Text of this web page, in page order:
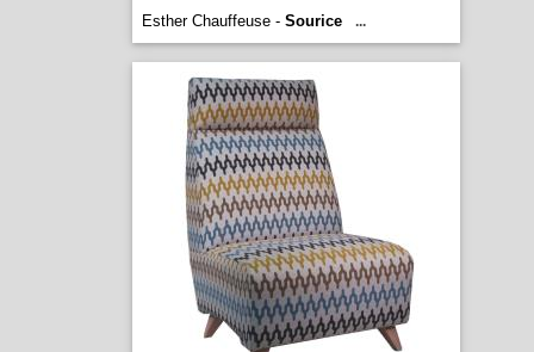
Esther Chauffeuse - Sourice ...